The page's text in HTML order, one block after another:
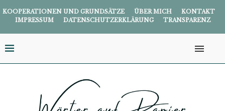
KOOPERATIONEN UND GRUNDSÄTZE ÜBER MICH
KONTAKT
IMPRESSUM
DATENSCHUTZERKLÄRUNG TRANSPARENZ